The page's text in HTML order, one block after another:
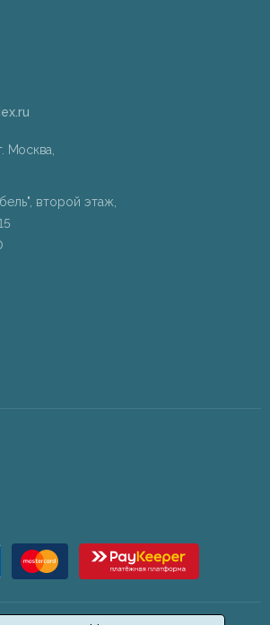
Москва,
второй этаж,